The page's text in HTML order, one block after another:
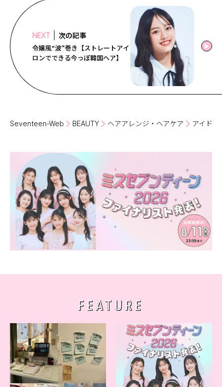
NEXT 次の記事
令嬢風“波”巻き【ストレートアイ
ロンでできる今っぽ韓国ヘア】
Seventeen-Web BEAUTY ヘアアレンジ・ヘアケア アイド
FEATURE